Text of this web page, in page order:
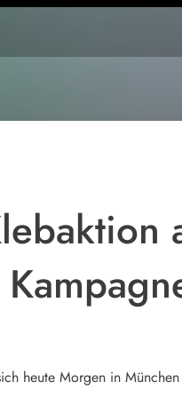
heute Morgen in